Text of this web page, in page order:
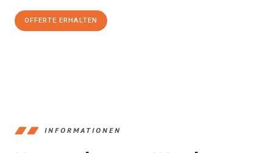
OFFERTE ERHALTEN
INFORMATIONEN